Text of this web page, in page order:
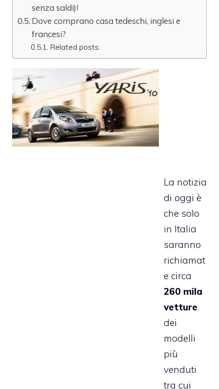
senza saldi)!
Dove comprano casa tedeschi, inglesi e
francesi?
Related posts:
La notizia
di oggi è
che solo
in Italia
saranno
richiamat
e circa
260 mila
vetture
dei
modelli
più
venduti
tra cui